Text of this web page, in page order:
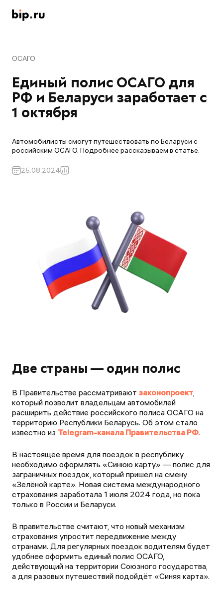
ОСАГО
Единый полис ОСАГО для
РФ и Беларуси заработает с
1 октября
Автомобилисты смогут путешествовать по Беларуси с
российским ОСАГО. Подробнее рассказываем в статье.
25.08.2024
Две страны — один полис
В Правительстве рассматривают законопроект,
который позволит владельцам автомобилей
расширить действие российского полиса ОСАГО на
территорию Республики Беларусь. Об этом стало
известно из Telegram-канала Правительства РФ.
В настоящее время для поездок в республику
необходимо оформлять «Синюю карту» — полис для
заграничных поездок, который пришёл на смену
«Зелёной карте». Новая система международного
страхования заработала 1 июля 2024 года, но пока
только в России и Беларуси.
В правительстве считают, что новый механизм
страхования упростит передвижение между
странами. Для регулярных поездок водителям будет
удобнее оформить единый полис ОСАГО,
действующий на территории Союзного государства,
а для разовых путешествий подойдёт «Синяя карта».